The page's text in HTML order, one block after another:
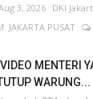
3, 2026 DKI
JAKARTA PUSAT
MENTERI
WARUNG...